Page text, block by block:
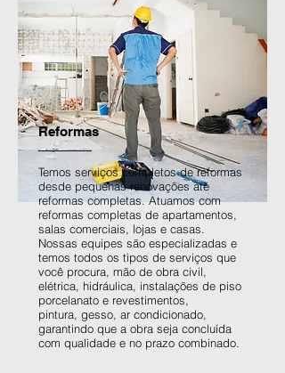
Reformas
Temos serviços completos de reformas
desde pequenas renovações até
reformas completas. Atuamos com
reformas completas de apartamentos,
salas comerciais, lojas e casas.
Nossas equipes são especializadas e
temos todos os tipos de serviços que
você procura, mão de obra civil,
elétrica, hidráulica, instalações de piso
porcelanato e revestimentos,
pintura, gesso, ar condicionado,
garantindo que a obra seja concluída
com qualidade e no prazo combinado.